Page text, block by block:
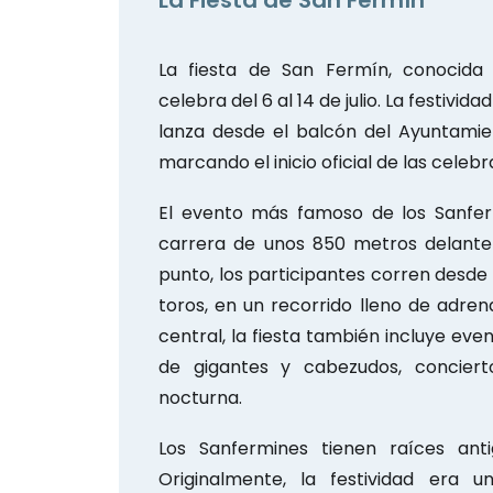
La fiesta de San Fermín, conocida
celebra del 6 al 14 de julio. La
lanza desde el balcón del
marcando el inicio oficial de las
El evento más famoso de los
carrera de unos 850 metros
punto, los participantes corren
toros, en un recorrido lleno de
central, la fiesta también incluye
de gigantes y cabezudos,
nocturna.
Los Sanfermines tienen raíces
Originalmente, la festividad era